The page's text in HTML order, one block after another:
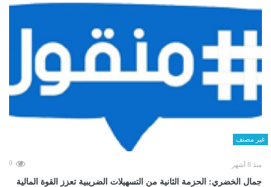
غير مصنف
منذ 8 أشهر 0
جمال الخضري: الحزمة الثانية من التسهيلات الضريبية تعزز القوة المالية